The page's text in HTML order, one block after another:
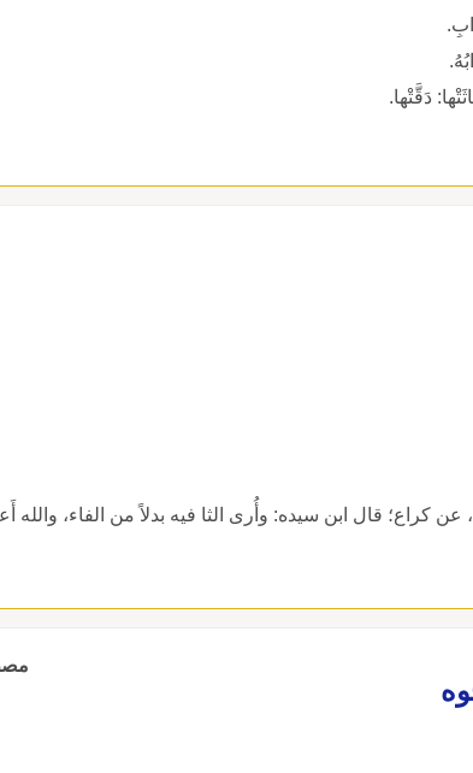
دَقَّتْها.
كراع؛ قال ابن سيده: وأُرى الثا فيه بدلاً من الفاء، والله